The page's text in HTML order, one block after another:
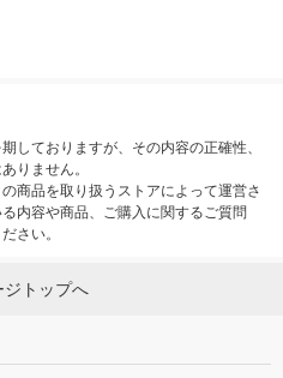
しておりますが、その内容の正確性、
りません。
商品を取り扱うストアによって運営さ
内容や商品、ご購入に関するご質問
さい。
ジトップへ